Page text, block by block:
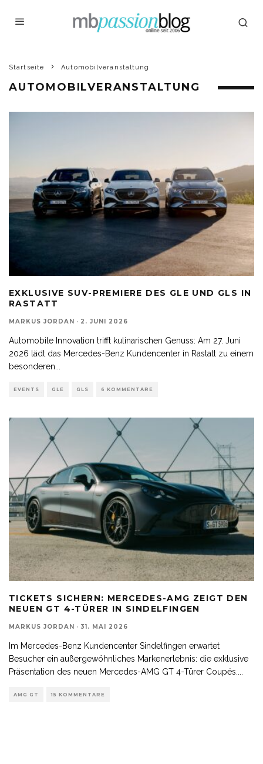
Startseite Automobilveranstaltung
AUTOMOBILVERANSTALTUNG
EXKLUSIVE SUV-PREMIERE DES GLE UND GLS IN
RASTATT
MARKUS JORDAN · 2. JUNI 2026
Automobile Innovation trifft kulinarischen Genuss: Am 27. Juni
2026 lädt das Mercedes-Benz Kundencenter in Rastatt zu einem
besonderen
EVENTS GLE GLS 6 KOMMENTARE
TICKETS SICHERN: MERCEDES-AMG ZEIGT DEN
NEUEN GT 4-TÜRER IN SINDELFINGEN
MARKUS JORDAN · 31. MAI 2026
Im Mercedes-Benz Kundencenter Sindelfingen erwartet
Besucher ein außergewöhnliches Markenerlebnis: die exklusive
Präsentation des neuen Mercedes-AMG GT 4-Türer Coupés....
AMG GT 15 KOMMENTARE